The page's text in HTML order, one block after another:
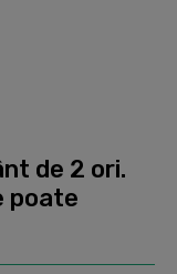
de 2 ori.
poate